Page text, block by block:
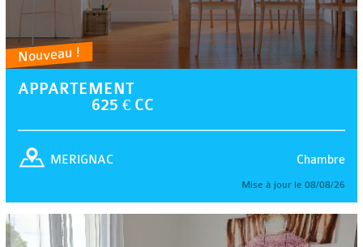
Nouveau !
APPARTEMENT
625 € CC
Chambre
MERIGNAC
Mise à jour le 08/08/26